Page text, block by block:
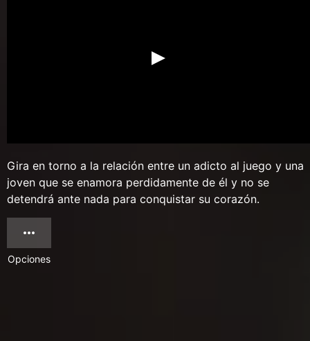
Gira en torno a la relación entre un adicto al juego y una
joven que se enamora perdidamente de él y no se
detendrá ante nada para conquistar su corazón.
Opciones